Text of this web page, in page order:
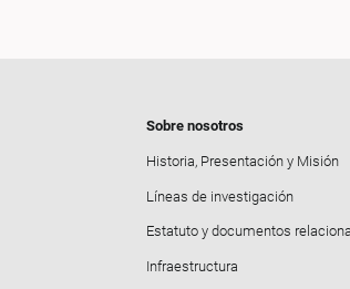
Sobre nosotros
Historia, Presentación y Misión
Líneas de investigación
Estatuto y documentos
Infraestructura